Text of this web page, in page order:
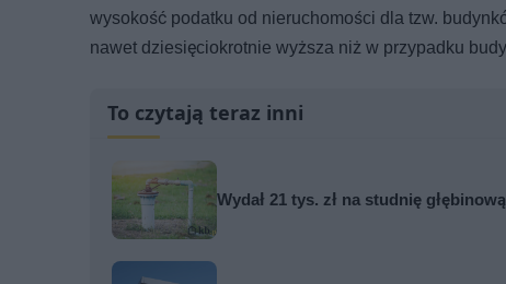
wysokość podatku od nieruchomości dla tzw.
nawet dziesięciokrotnie wyższa niż w przypadku
To czytają teraz inni
Wydał 21 tys. zł na studnię